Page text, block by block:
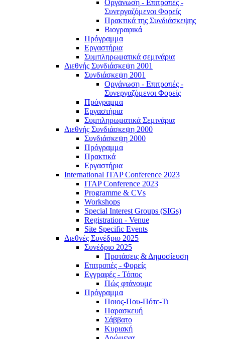
Οργάνωση - Επιτροπές -
Συνεργαζόμενοι Φορείς
Πρακτικά της Συνδιάσκεψης
Βιογραφικά
Πρόγραμμα
Εργαστήρια
Συμπληρωματικά σεμινάρια
Διεθνής Συνδιάσκεψη 2001
Συνδιάσκεψη 2001
Οργάνωση - Επιτροπές -
Συνεργαζόμενοι Φορείς
Πρόγραμμα
Εργαστήρια
Συμπληρωματικά Σεμινάρια
Διεθνής Συνδιάσκεψη 2000
Συνδιάσκεψη 2000
Πρόγραμμα
Πρακτικά
Εργαστήρια
International ITAP Conference 2023
ITAP Conference 2023
Programme & CVs
Workshops
Special Interest Groups (SIGs)
Registration - Venue
Site Specific Events
Διεθνές Συνέδριο 2025
Συνέδριο 2025
Προτάσεις & Δημοσίευση
Επιτροπές - Φορείς
Εγγραφές - Τόπος
Πώς φτάνουμε
Πρόγραμμα
Ποιος-Που-Πότε-Τι
Παρασκευή
Σάββατο
Κυριακή